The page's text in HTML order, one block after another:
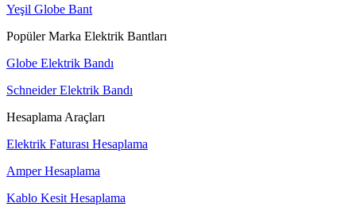
Yeşil Globe Bant
Popüler Marka Elektrik Bantları
Globe Elektrik Bandı
Schneider Elektrik Bandı
Hesaplama Araçları
Elektrik Faturası Hesaplama
Amper Hesaplama
Kablo Kesit Hesaplama